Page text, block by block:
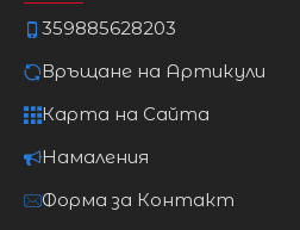
359885628203
Връщане на Артикули
Карта на Сайта
Намаления
Форма за Контакт